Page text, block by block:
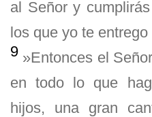
al Señor y
los que yo te entrego
9 »Entonces el
en todo lo que
hijos, una gran